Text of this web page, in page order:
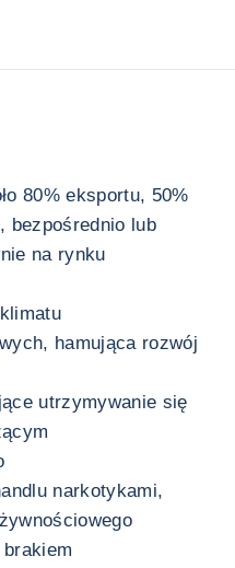
80% eksportu, 50%
bezpośrednio lub
na rynku
hamująca rozwój
utrzymywanie się
narkotykami,